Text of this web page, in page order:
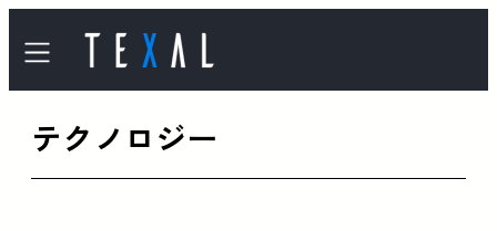
容
を
テクノロジー